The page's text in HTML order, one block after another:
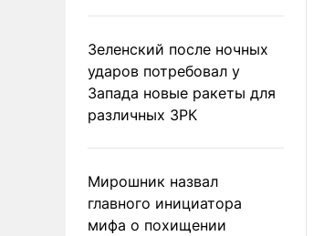
Зеленский после ночных
ударов потребовал у
Запада новые ракеты для
различных ЗРК
Мирошник назвал
главного инициатора
мифа о похищении